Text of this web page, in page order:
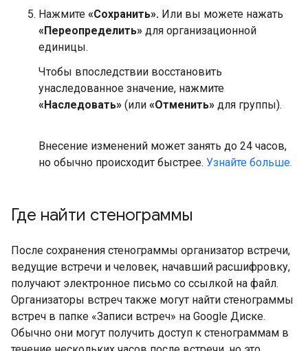
Нажмите «Сохранить». Или вы можете нажать
«Переопределить» для организационной
единицы.
Чтобы впоследствии восстановить
унаследованное значение, нажмите
«Наследовать» (или «Отменить» для группы).
Внесение изменений может занять до 24 часов,
но обычно происходит быстрее. Узнайте больше.
Где найти стенограммы
После сохранения стенограммы организатор встречи,
ведущие встречи и человек, начавший расшифровку,
получают электронное письмо со ссылкой на файл.
Организаторы встреч также могут найти стенограммы
встреч в папке «Записи встреч» на Google Диске.
Обычно они могут получить доступ к стенограммам в